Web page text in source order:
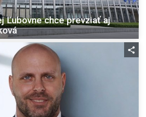
Ľubovne chce prevziať aj